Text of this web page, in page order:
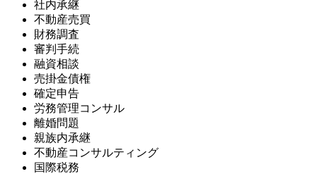
社内承継
不動産売買
財務調査
審判手続
融資相談
売掛金債権
確定申告
労務管理コンサル
離婚問題
親族内承継
不動産コンサルティング
国際税務